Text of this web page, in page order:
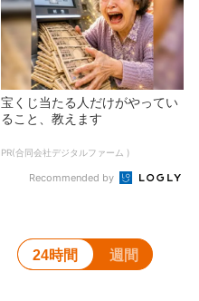
宝くじ当たる人だけがやってい
ること、教えます
PR(合同会社デジタルファーム )
Recommended by
24時間 週間